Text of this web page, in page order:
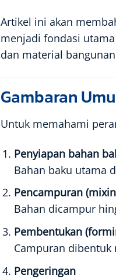
Artikel ini akan
menjadi fondasi
dan material
Gambaran
Untuk memahami
Penyiapan bahan
Bahan baku utama
Pencampuran
Bahan dicampur
Pembentukan
Campuran
Pengeringan